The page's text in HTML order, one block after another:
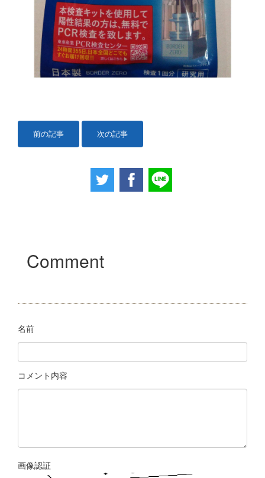
前の記事 次の記事
Comment
名前
コメント内容
画像認証